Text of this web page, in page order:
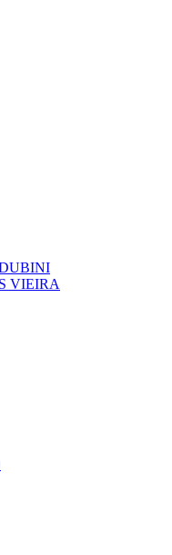
VIEIRA